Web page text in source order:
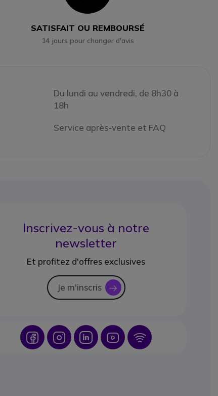
SATISFAIT OU REMBOURSÉ
14 jours pour changer d'avis
Du lundi au vendredi, de 8h30 à
18h
Service après-vente et FAQ
Inscrivez-vous à notre
newsletter
Et profitez d'offres exclusives
Je m'inscris icon
Icon IconIcon Icon Icon